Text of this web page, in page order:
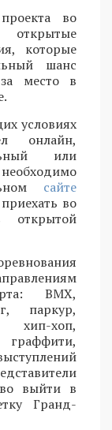
во
которые
шанс
место в
условиях
онлайн,
или
сайте
во
открытой
BMX,
паркур,
хип-хоп,
выйти в
Гранд-